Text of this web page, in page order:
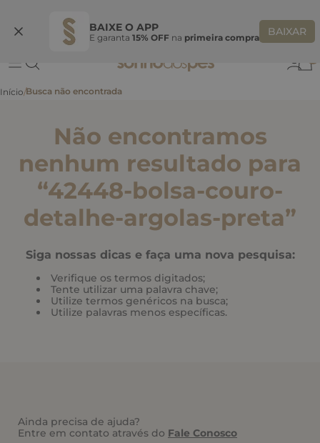
BAIXE O APP
E garanta 15% OFF na primeira compra BAIXAR
BEMVINDASONHO
Não encontramos
nenhum resultado para
“42448-bolsa-couro-
detalhe-argolas-preta”
Siga nossas dicas e faça uma nova pesquisa:
Verifique os termos digitados;
Tente utilizar uma palavra chave;
Utilize termos genéricos na busca;
Utilize palavras menos específicas.
Ainda precisa de ajuda?
Entre em contato através do Fale Conosco